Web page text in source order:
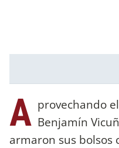
A provechando
Benjamín
armaron sus bolsos